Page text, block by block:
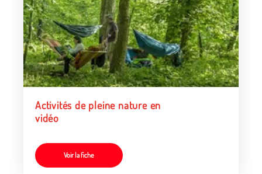
Activités de pleine nature en
vidéo
Voir la fiche